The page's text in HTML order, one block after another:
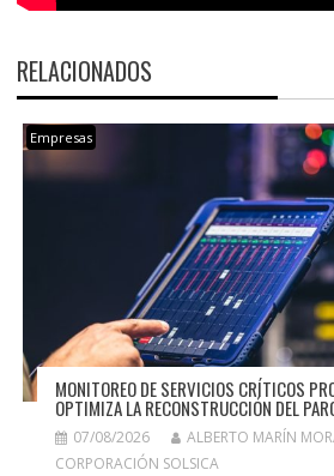
RELACIONADOS
Empresas
MONITOREO DE SERVICIOS CRÍTICOS
OPTIMIZA LA RECONSTRUCCIÓN DEL
07/08/2026
ALBERTO MARÍN
CORPORACIÓN SOLSICA